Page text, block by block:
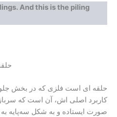
And this is the piling
حلقه ای است فلزی که در بخش
کاربرد اصلی اش، آن است که
صورت ایستاده و به شکل سه‌پایه به